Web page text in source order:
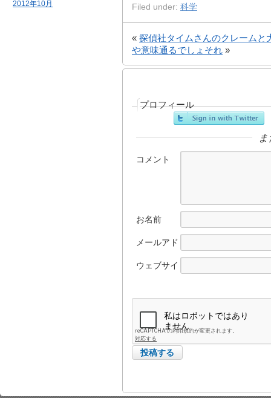
2012年10月
Filed under: 科学
« 探偵社タイムさんのクレームと
や意味通るでしょそれ »
プロフィール
コメント
お名前
メールアド
ウェブサイ